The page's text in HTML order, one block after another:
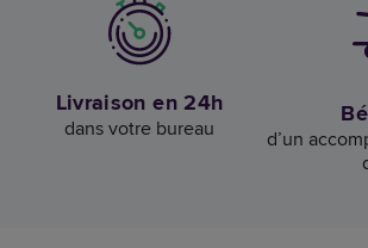
Livraison en 24h
dans votre bureau
d’un